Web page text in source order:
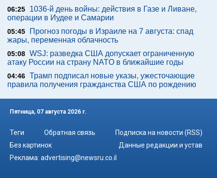
06:25
1036-й день войны: действия в Газе и Ливане,
операции в Иудее и Самарии
05:45
Прогноз погоды в Израиле на 7 августа: спад
жары, переменная облачность
05:08 WSJ: разведка США допускает ограниченную
атаку России на страну NATO в ближайшие годы
04:46 Трамп подписал новые указы, ужесточающие
правила получения гражданства США по рождению
Пятница, 07 августа 2026 г.
Теги Обратная связь
Подписка на новости (RSS)
Без картинок
Данные редакции и устав
Реклама: advertising@newsru.co.il